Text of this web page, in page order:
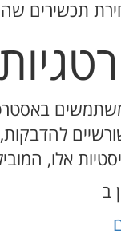
תכשירים
אלו,
ב